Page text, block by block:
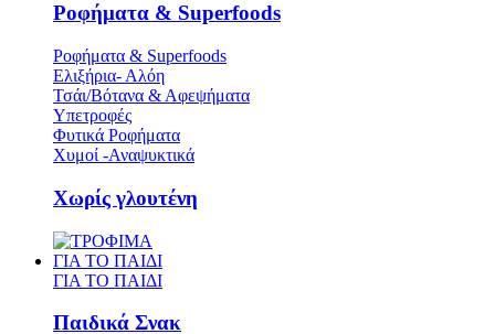
Ροφήματα & Superfoods
Ροφήματα & Superfoods
Ελιξήρια- Αλόη
Τσάι/Βότανα & Αφεψήματα
Υπετροφές
Φυτικά Ροφήματα
Χυμοί -Αναψυκτικά
Χωρίς γλουτένη
ΓΙΑ ΤΟ ΠΑΙΔΙ
ΓΙΑ ΤΟ ΠΑΙΔΙ
Παιδικά Σνακ